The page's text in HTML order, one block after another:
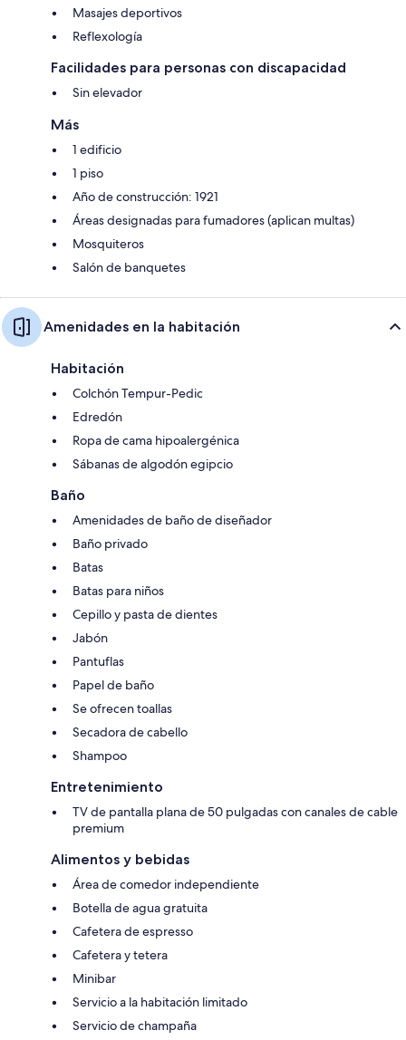
Masajes deportivos
Reflexología
Facilidades para personas con discapacidad
Sin elevador
Más
1 edificio
1 piso
Año de construcción: 1921
Áreas designadas para fumadores (aplican multas)
Mosquiteros
Salón de banquetes
Amenidades en la habitación
Habitación
Colchón Tempur-Pedic
Edredón
Ropa de cama hipoalergénica
Sábanas de algodón egipcio
Baño
Amenidades de baño de diseñador
Baño privado
Batas
Batas para niños
Cepillo y pasta de dientes
Jabón
Pantuflas
Papel de baño
Se ofrecen toallas
Secadora de cabello
Shampoo
Entretenimiento
TV de pantalla plana de 50 pulgadas con canales de cable
premium
Alimentos y bebidas
Área de comedor independiente
Botella de agua gratuita
Cafetera de espresso
Cafetera y tetera
Minibar
Servicio a la habitación limitado
Servicio de champaña